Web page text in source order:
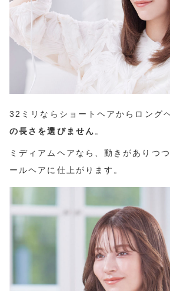
32ミリならショートヘアからロング
の長さを選びません 。
ミディアムヘアなら、動きがありつ
ールヘアに仕上がります。